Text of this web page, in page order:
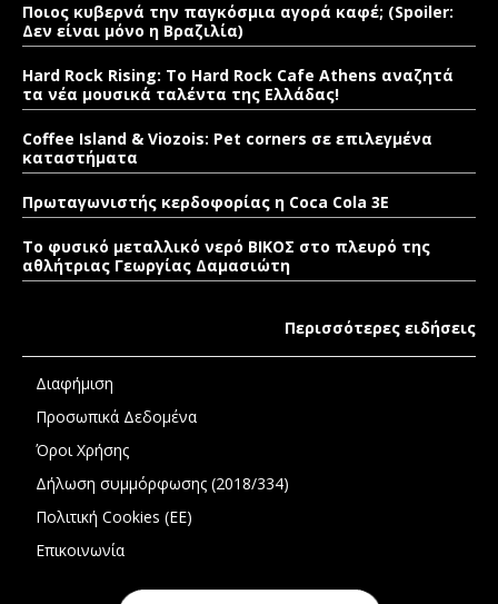
Ποιος κυβερνά την παγκόσμια αγορά καφέ; (Spoiler:
Δεν είναι μόνο η Βραζιλία)
Hard Rock Rising: Το Hard Rock Cafe Athens αναζητά
τα νέα μουσικά ταλέντα της Ελλάδας!
Coffee Island & Viozois: Pet corners σε επιλεγμένα
καταστήματα
Πρωταγωνιστής κερδοφορίας η Coca Cola 3E
Το φυσικό μεταλλικό νερό ΒΙΚΟΣ στο πλευρό της
αθλήτριας Γεωργίας Δαμασιώτη
Περισσότερες ειδήσεις
Διαφήμιση
Προσωπικά Δεδομένα
Όροι Χρήσης
Δήλωση συμμόρφωσης (2018/334)
Πολιτική Cookies (ΕΕ)
Επικοινωνία